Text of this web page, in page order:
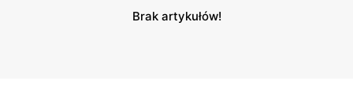
Brak artykułów!